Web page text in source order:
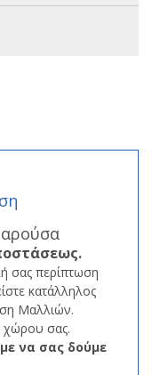
σας περίπτωση
κατάλληλος
Μαλλιών.
χώρου σας.
να σας δούμε